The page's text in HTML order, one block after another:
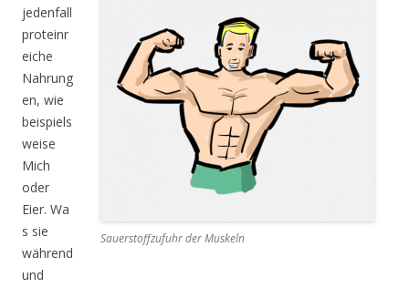
Sauerstoffzufuhr der Muskeln
jedenfall
proteinr
eiche
Nahrung
en, wie
beispiels
weise
Mich
oder
Eier. Wa
s sie
während
und